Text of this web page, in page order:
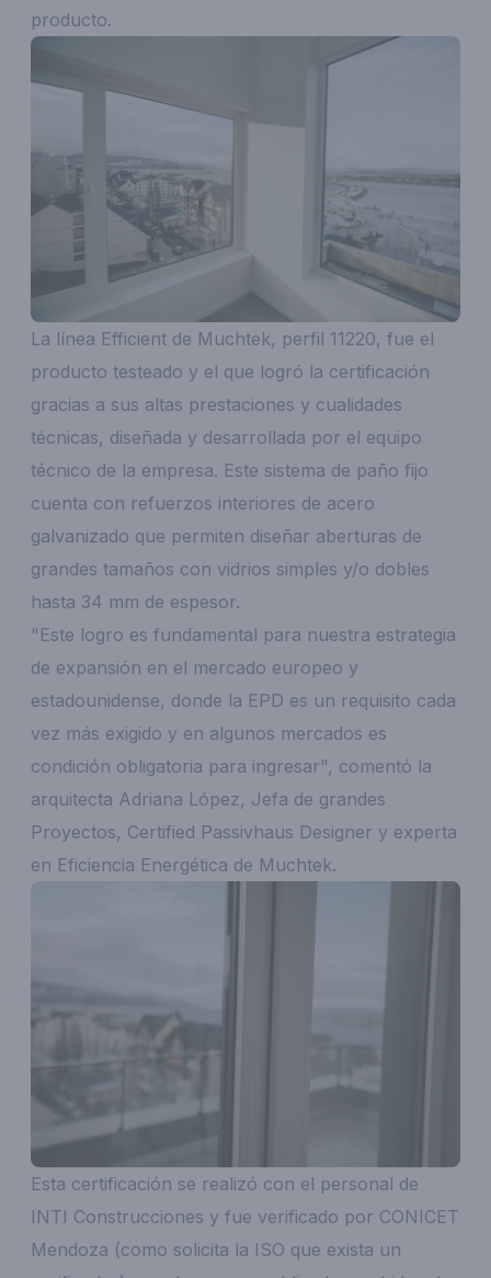
producto.
La línea Efficient de Muchtek, perfil 11220, fue el
producto testeado y el que logró la certificación
gracias a sus altas prestaciones y cualidades
técnicas, diseñada y desarrollada por el equipo
técnico de la empresa. Este sistema de paño fijo
cuenta con refuerzos interiores de acero
galvanizado que permiten diseñar aberturas de
grandes tamaños con vidrios simples y/o dobles
hasta 34 mm de espesor.
"Este logro es fundamental para nuestra estrategia
de expansión en el mercado europeo y
estadounidense, donde la EPD es un requisito cada
vez más exigido y en algunos mercados es
condición obligatoria para ingresar", comentó la
arquitecta Adriana López, Jefa de grandes
Proyectos, Certified Passivhaus Designer y experta
en Eficiencia Energética de Muchtek.
Esta certificación se realizó con el personal de
INTI Construcciones y fue verificado por CONICET
Mendoza (como solicita la ISO que exista un